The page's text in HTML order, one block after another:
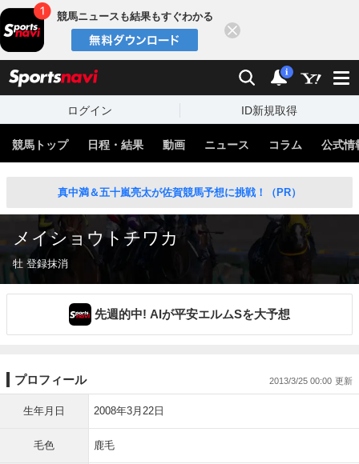
競馬ニュースも結果もすぐわかる
検索 通知
i
ログイン ID新規取得
競馬トップ 日程・結果 動画 ニュース コラム 公式情
真中満＆五十嵐亮太が佐賀競馬予想に挑戦！（PR）
メイショウトチワカ
牡 登録抹消
先週的中! AIが平安エルムSを大予想
プロフィール 2013/3/25 00:00
生年月日 2008年3月22日
毛色 鹿毛